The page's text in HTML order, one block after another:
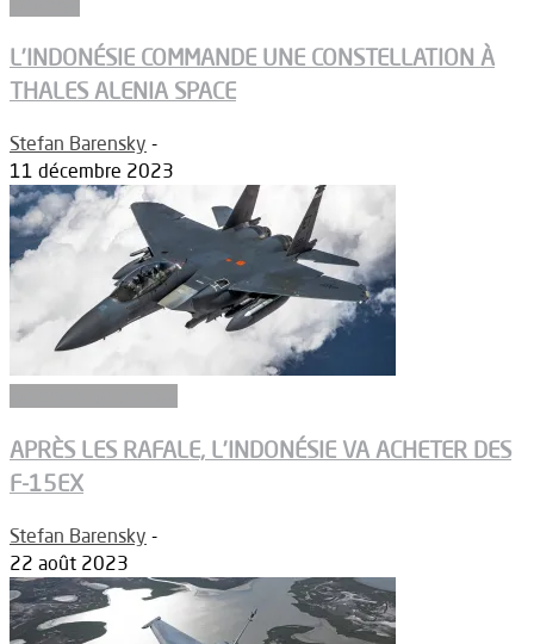
L’INDONÉSIE COMMANDE UNE CONSTELLATION À
THALES ALENIA SPACE
Stefan Barensky -
11 décembre 2023
APRÈS LES RAFALE, L’INDONÉSIE VA ACHETER DES
F-15EX
Stefan Barensky -
22 août 2023